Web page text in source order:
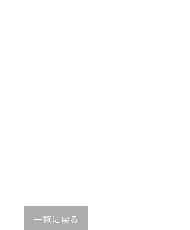
一覧に戻る